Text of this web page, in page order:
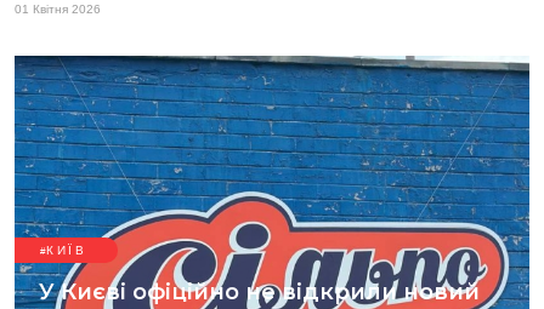
01 Квітня 2026
КИЇВ
У Києві офіційно не відкрили новий